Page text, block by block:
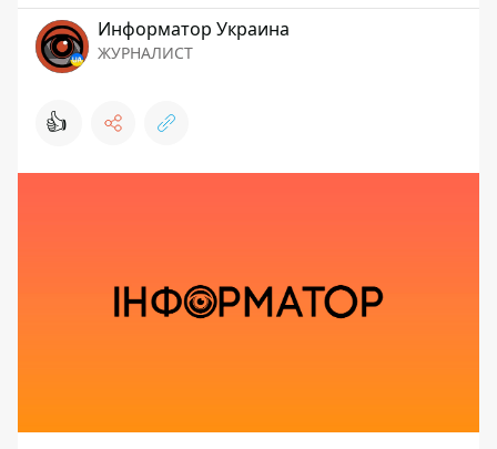
Информатор Украина
ЖУРНАЛИСТ
👍